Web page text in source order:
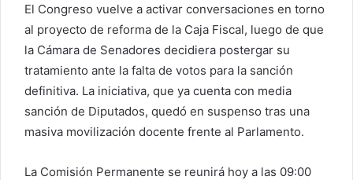
El Congreso vuelve a activar conversaciones en torno
al proyecto de reforma de la Caja Fiscal, luego de que
la Cámara de Senadores decidiera postergar su
tratamiento ante la falta de votos para la sanción
definitiva. La iniciativa, que ya cuenta con media
sanción de Diputados, quedó en suspenso tras una
masiva movilización docente frente al Parlamento.
La Comisión Permanente se reunirá hoy a las 09:00